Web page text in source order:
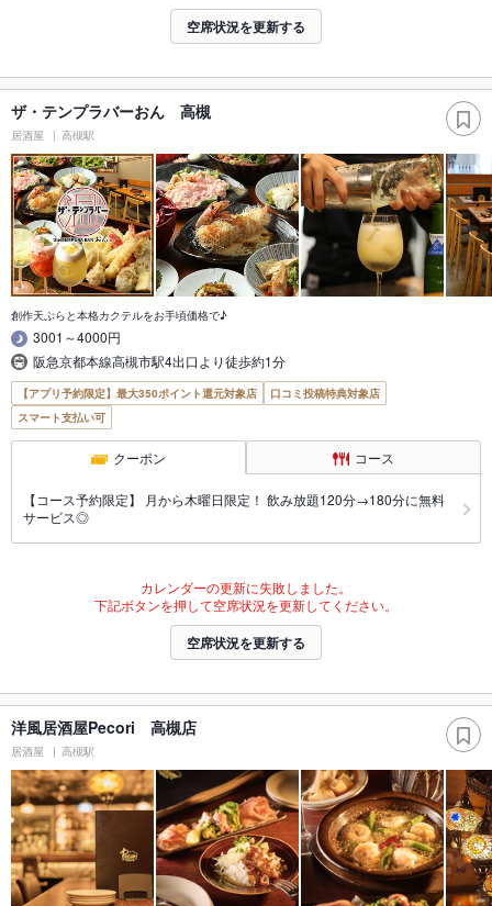
空席状況を更新する
ザ・テンプラバーおん 高槻
居酒屋 高槻駅
創作天ぷらと本格カクテルをお手頃価格で♪
3001～4000円
阪急京都本線高槻市駅4出口より徒歩約1分
【アプリ予約限定】最大350ポイント還元対象店
口コミ投稿特典対象店
スマート支払い可
クーポン コース
【コース予約限定】 月から木曜日限定！ 飲み放題120分→180分に無料
サービス◎
カレンダーの更新に失敗しました。
下記ボタンを押して空席状況を更新してください。
空席状況を更新する
洋風居酒屋Pecori 高槻店
居酒屋 高槻駅